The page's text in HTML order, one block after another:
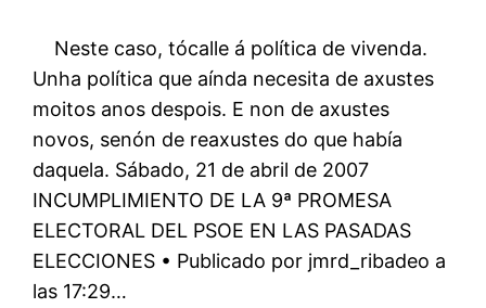
Neste caso, tócalle á política de vivenda.
Unha política que aínda necesita de axustes
moitos anos despois. E non de axustes
novos, senón de reaxustes do que había
daquela. Sábado, 21 de abril de 2007
INCUMPLIMIENTO DE LA 9ª PROMESA
ELECTORAL DEL PSOE EN LAS PASADAS
ELECCIONES • Publicado por jmrd_ribadeo a
las 17:29…